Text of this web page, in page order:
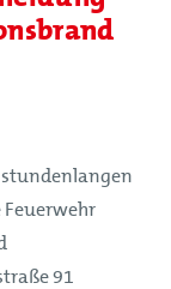
stundenlangen
91